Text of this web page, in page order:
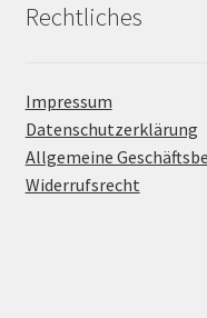
Rechtliches
Impressum
Datenschutzerklärung
Allgemeine
Widerrufsrecht